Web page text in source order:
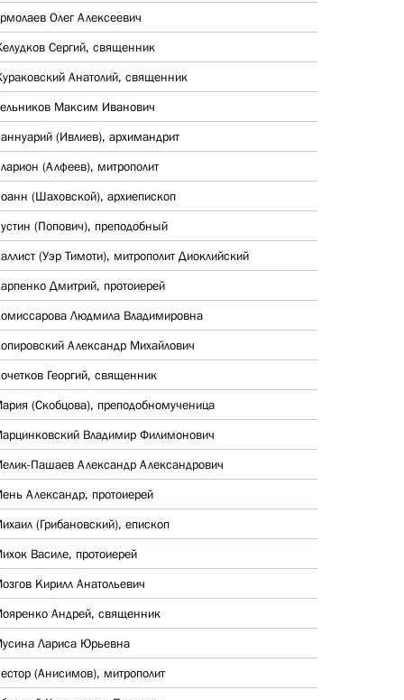
Олег Алексеевич
Сергий, священник
Анатолий, священник
Максим Иванович
(Ивлиев), архимандрит
(Алфеев), митрополит
(Шаховской), архиепископ
(Попович), преподобный
(Уэр Тимоти), митрополит Диоклийский
Дмитрий, протоиерей
Людмила Владимировна
Александр Михайлович
Георгий, священник
(Скобцова), преподобномученица
Владимир Филимонович
Пашаев Александр Александрович
Александр, протоиерей
(Грибановский), епископ
Василе, протоиерей
Кирилл Анатольевич
Андрей, священник
Лариса Юрьевна
(Анисимов), митрополит